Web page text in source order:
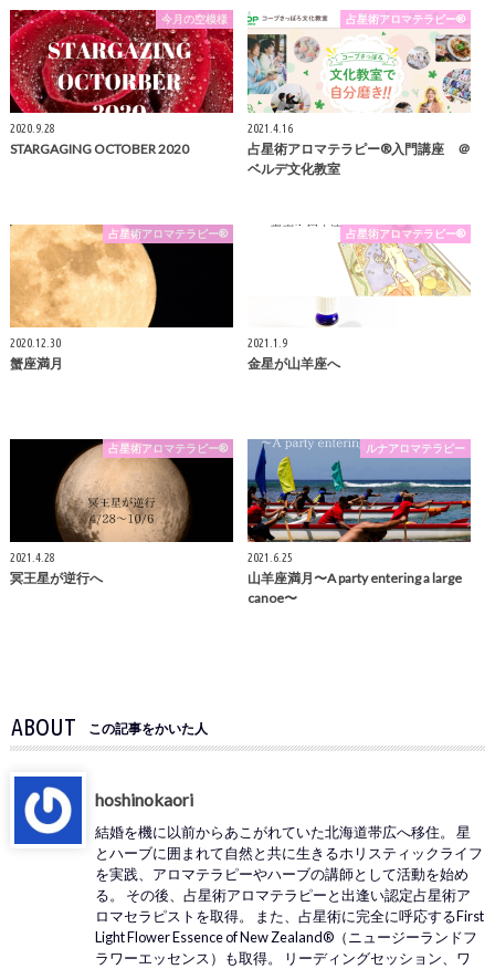
今月の空模様
2020.9.28
STARGAGING OCTOBER 2020
占星術アロマテラピー®
2021.4.16
占星術アロマテラピー®︎入門講座 ＠
ベルデ文化教室
占星術アロマテラピー®
2020.12.30
蟹座満月
占星術アロマテラピー®
2021.1.9
金星が山羊座へ
占星術アロマテラピー®
2021.4.28
冥王星が逆行へ
ルナアロマテラピー
2021.6.25
山羊座満月〜A party entering a large
canoe〜
ABOUT この記事をかいた人
hoshinokaori
結婚を機に以前からあこがれていた北海道帯広へ移住。 星
とハーブに囲まれて自然と共に生きるホリスティックライフ
を実践、アロマテラピーやハーブの講師として活動を始め
る。 その後、占星術アロマテラピーと出逢い認定占星術ア
ロマセラピストを取得。 また、占星術に完全に呼応するFirst
Light Flower Essence of New Zealand®（ニュージーランドフ
ラワーエッセンス）も取得。 リーディングセッション、ワ